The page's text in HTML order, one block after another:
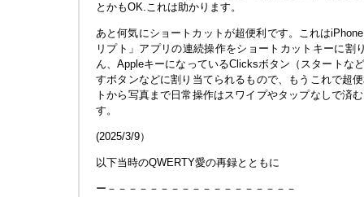
とかもOK.これは助かります。
あと何気にショートカットが超便利です。これは
リプト」アプリの連続操作をショートカットキーに割
ん、AppleキーになっているClicksボタン（スタートな
すボタンなどに割り当てられるもので、もうこれで超
トから写真まで日常操作はスワイプやタップなしで済
す。
(2025/3/9）
以下当時のQWERTY愛の再録とともに
ー－－－－－－－－－－－－－－－－－－